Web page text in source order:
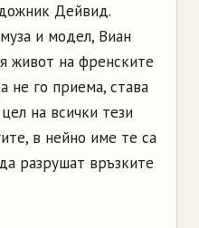
Дейвид.
и модел, Виан
живот на френските
не го приема, става
на всички тези
в нейно име те са
разрушат връзките